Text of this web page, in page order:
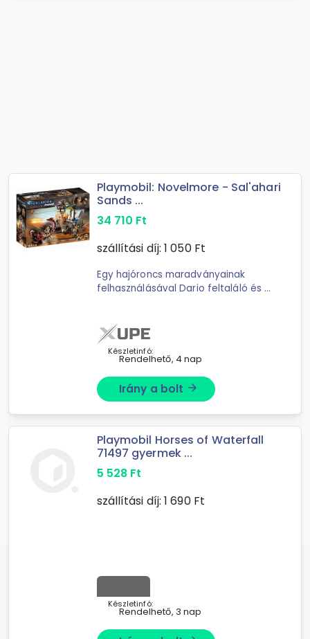
Playmobil: Novelmore - Sal'ahari
Sands ...
34 710 Ft
szállítási díj: 1 050Ft
Egy hajóroncs maradványainak
felhasználásával Dario feltaláló és a
Sal'ahari Sands sivatagában.A ...
Készletinfó:
Rendelhető, 4 nap
Irány a bolt arrow_forward
Playmobil Horses of Waterfall
71497 gyermek ...
5 528 Ft
szállítási díj: 1 690Ft
Készletinfó:
Rendelhető, 3 nap